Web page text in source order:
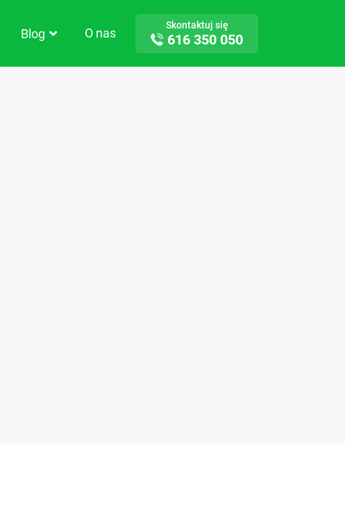
Blog O nas
Skontaktuj się
616 350 050